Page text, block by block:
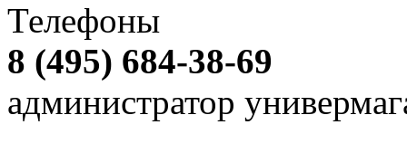
Телефоны
8 (495) 684-38-69
администратор